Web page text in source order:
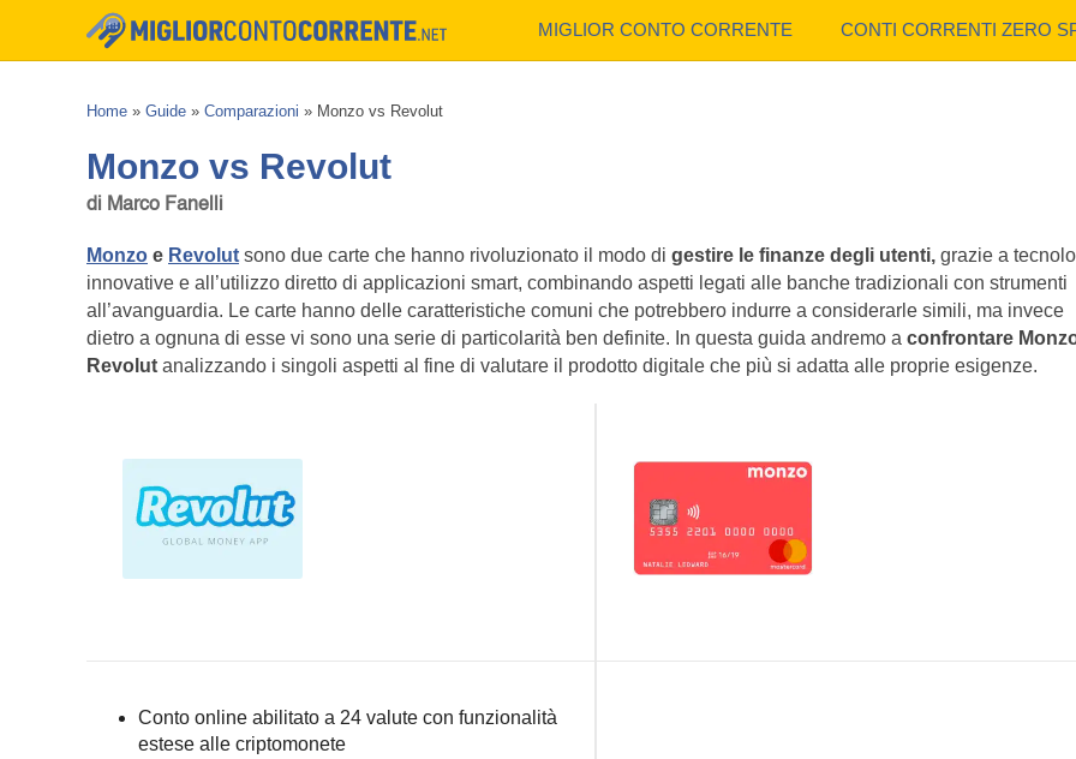
MIGLIOR CONTO CORRENTE CONTI CORRENTI ZERO
Home » Guide » Comparazioni » Monzo vs Revolut
Monzo vs Revolut
di Marco Fanelli
Monzo e Revolut sono due carte che hanno rivoluzionato il modo di gestire le finanze degli utenti, grazie a
innovative e all’utilizzo diretto di applicazioni smart, combinando aspetti legati alle banche tradizionali con strumenti
all’avanguardia. Le carte hanno delle caratteristiche comuni che potrebbero indurre a considerarle simili, ma invece
dietro a ognuna di esse vi sono una serie di particolarità ben definite. In questa guida andremo a confrontare
Revolut analizzando i singoli aspetti al fine di valutare il prodotto digitale che più si adatta alle proprie esigenze.
Conto online abilitato a 24 valute con funzionalità
estese alle criptomonete